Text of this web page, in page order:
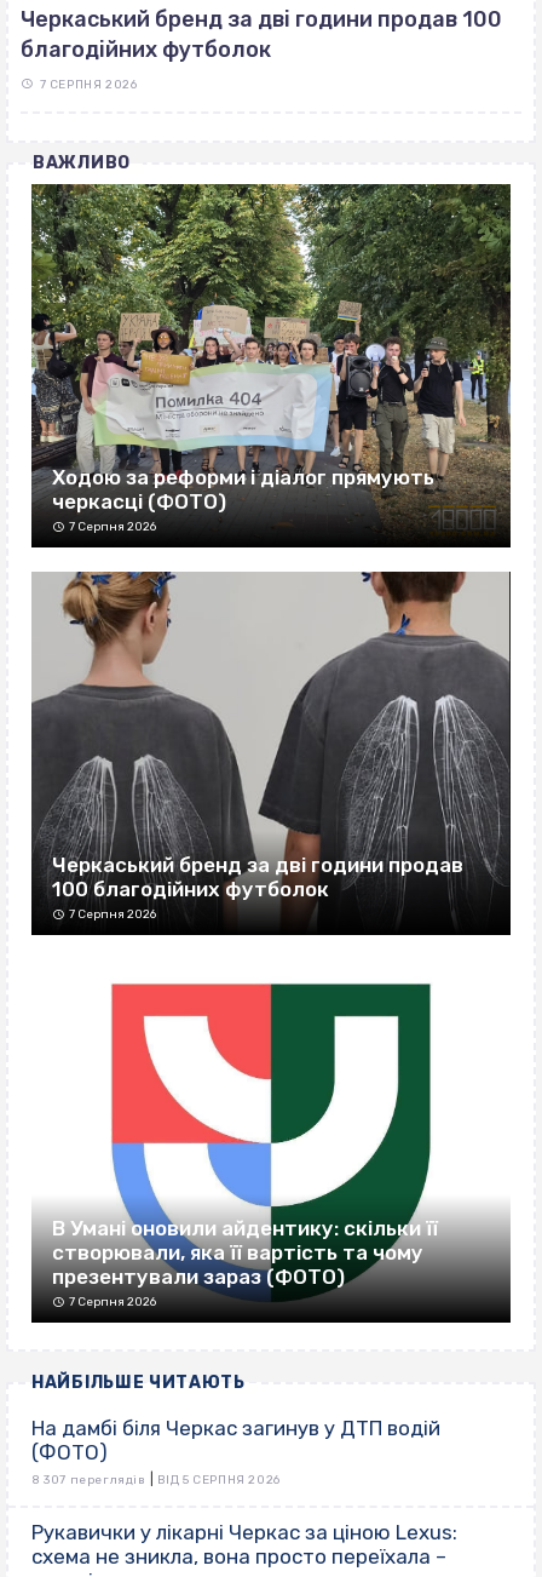
Черкаський бренд за дві години продав 100
благодійних футболок
7 СЕРПНЯ 2026
ВАЖЛИВО
Ходою за реформи і діалог прямують
черкасці (ФОТО)
7 Серпня 2026
Черкаський бренд за дві години продав
100 благодійних футболок
7 Серпня 2026
В Умані оновили айдентику: скільки її
створювали, яка її вартість та чому
презентували зараз (ФОТО)
7 Серпня 2026
НАЙБІЛЬШЕ ЧИТАЮТЬ
На дамбі біля Черкас загинув у ДТП водій
(ФОТО)
8 307 переглядів ВІД 5 СЕРПНЯ 2026
Рукавички у лікарні Черкас за ціною Lexus:
схема не зникла, вона просто переїхала –